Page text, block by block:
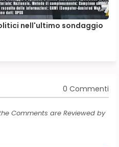
nell'ultimo sondaggio
0 Commenti
Comments are Reviewed by